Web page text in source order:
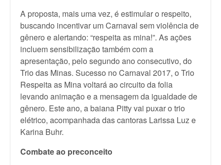
A proposta, mais uma vez, é estimular o respeito,
buscando incentivar um Carnaval sem violência de
gênero e alertando: “respeita as mina!”. As ações
incluem sensibilização também com a
apresentação, pelo segundo ano consecutivo, do
Trio das Minas. Sucesso no Carnaval 2017, o Trio
Respeita as Mina voltará ao circuito da folia
levando animação e a mensagem da igualdade de
gênero. Este ano, a baiana Pitty vai puxar o trio
elétrico, acompanhada das cantoras Larissa Luz e
Karina Buhr.
Combate ao preconceito